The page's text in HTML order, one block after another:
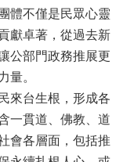
體不僅是民眾心靈
獻卓著，從過去新
公部門政務推展更
量。
來台生根，形成各
一貫道、佛教、道
會各層面，包括推